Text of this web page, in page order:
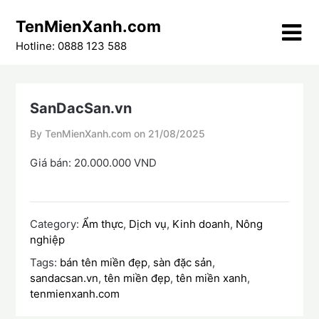
content
TenMienXanh.com
Hotline: 0888 123 588
SanDacSan.vn
By TenMienXanh.com on 21/08/2025
Giá bán: 20.000.000 VND
Category: Ẩm thực, Dịch vụ, Kinh doanh, Nông
nghiệp
Tags: bán tên miền đẹp, sàn đặc sản,
sandacsan.vn,tên miền đẹp,tên miền xanh,
tenmienxanh.com